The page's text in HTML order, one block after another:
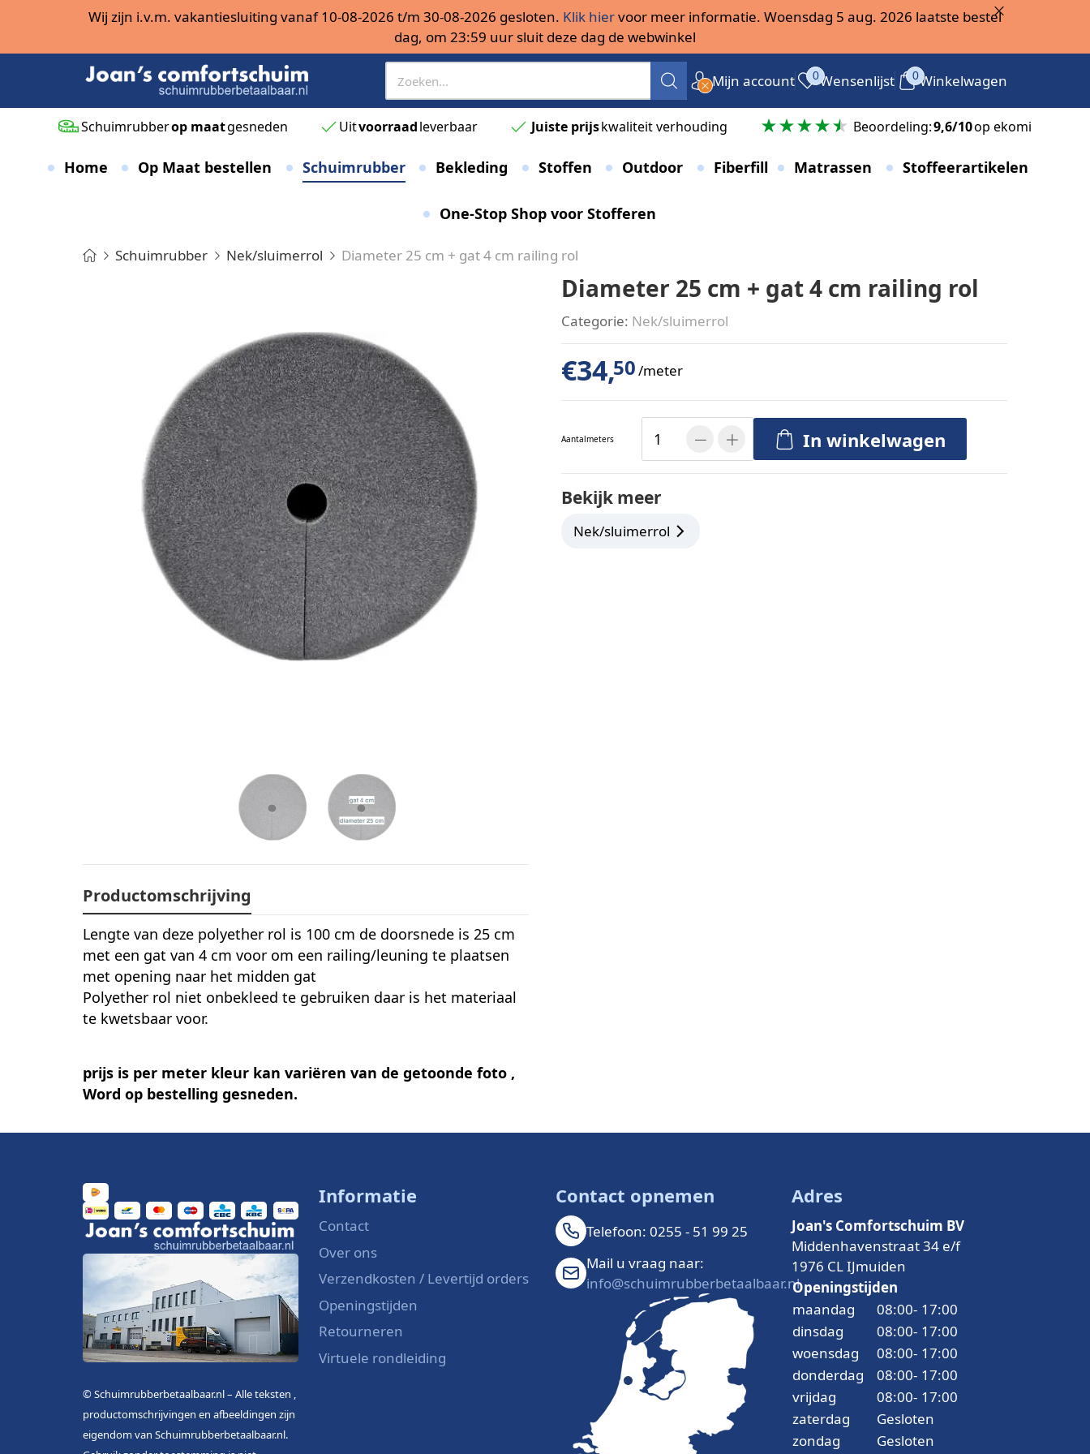
Wij zijn i.v.m. vakantiesluiting vanaf 10-08-2026 t/m 30-08-2026 gesloten. Klik hiervoor meer informatie. Woensdag 5 aug. 2026 laatste bestel
dag, om 23:59 uur sluit deze dag de webwinkel
Mijn account 0Wensenlijst 0Winkelwagen
Schuimrubberop maatgesneden Uitvoorraadleverbaar Juiste prijskwaliteit verhouding Beoordeling:9,6/10op ekomi
Home Op Maat bestellen Schuimrubber Bekleding Stoffen Outdoor Fiberfill Matrassen Stoffeerartikelen
One-Stop Shop voor Stofferen
Schuimrubber Nek/sluimerrol Diameter 25 cm + gat 4 cm railing rol
Productomschrijving
Lengte van deze polyether rol is 100 cm de doorsnede is 25 cm
met een gat van 4 cm voor om een railing/leuning te plaatsen
met opening naar het midden gat
Polyether rol niet onbekleed te gebruiken daar is het materiaal
te kwetsbaar voor.
prijs is per meter kleur kan variëren van de getoonde foto ,
Word op bestelling gesneden.
Diameter 25 cm + gat 4 cm railing rol
Categorie: Nek/sluimerrol
€34,50/meter
Aantalmeters In winkelwagen
Bekijk meer
Nek/sluimerrol
© Schuimrubberbetaalbaar.nl – Alle teksten ,
productomschrijvingen en afbeeldingen zijn
eigendom van Schuimrubberbetaalbaar.nl.
Informatie
Contact
Over ons
Verzendkosten / Levertijd orders
Openingstijden
Retourneren
Virtuele rondleiding
Contact opnemen
Telefoon: 0255 - 51 99 25
Mail u vraag naar:
info@schuimrubberbetaalbaar.nl
Adres
Joan's Comfortschuim BV
Middenhavenstraat 34 e/f
1976 CL IJmuiden
Openingstijden
maandag
08:00- 17:00
dinsdag
08:00- 17:00
woensdag
08:00- 17:00
donderdag
08:00- 17:00
vrijdag
08:00- 17:00
zaterdag
Gesloten
zondag
Gesloten